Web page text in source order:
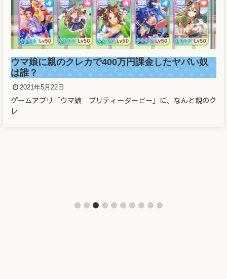
ウマ娘に親のクレカで400万円課金したヤバい奴
は誰？
2021年5月22日
ゲームアプリ「ウマ娘 プリティーダービー」に、なんと親のク
レ